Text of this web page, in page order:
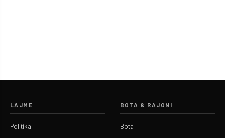
LAJME
Politika
BOTA & RAJONI
Bota